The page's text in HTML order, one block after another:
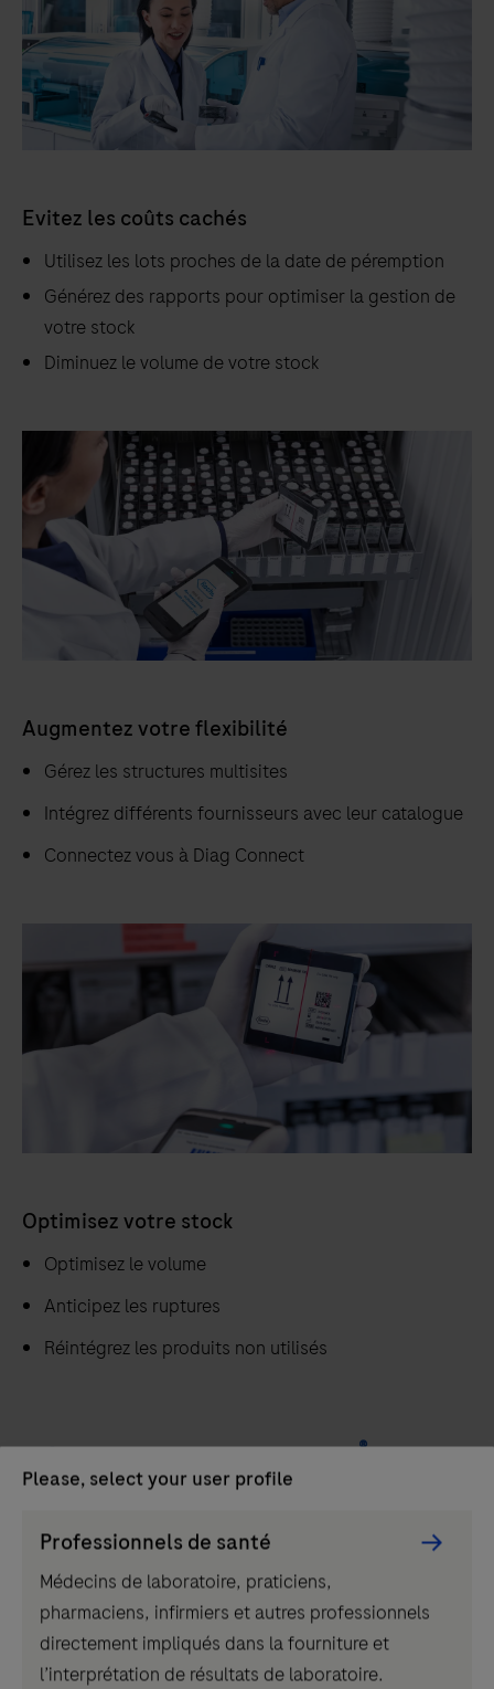
Evitez les coûts cachés
Utilisez les lots proches de la date de péremption
Générez des rapports pour optimiser la gestion de
votre stock
Diminuez le volume de votre stock
Augmentez votre flexibilité
Gérez les structures multisites
Intégrez différents fournisseurs avec leur catalogue
Connectez vous à Diag Connect
Optimisez votre stock
Optimisez le volume
Anticipez les ruptures
Réintégrez les produits non utilisés
Découvrez comment navify®
Inventory peut répondre à vos
nombreux besoins sur la gestion de
stocks.
Andrés Albrecht
Please, select your user profile
Picker
component
Professionnels de santé
Médecins de laboratoire, praticiens,
pharmaciens, infirmiers et autres professionnels
directement impliqués dans la fourniture et
l’interprétation de résultats de laboratoire.